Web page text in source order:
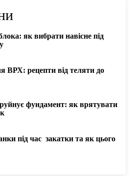
як вибрати навісне під
ВРХ: рецепти від теляти до
фундамент: як врятувати
під час закатки та як цього